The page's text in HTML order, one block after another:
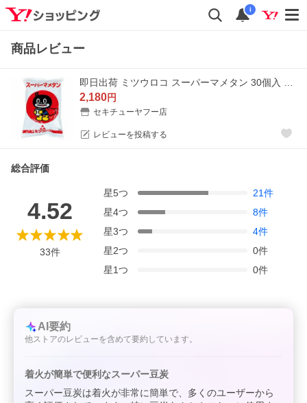
i
商品レビュー
2,180円
セキチューヤフー店
レビューを投稿する
総合評価
4.52
33件
星5つ 21件
星4つ 8件
星3つ 4件
星2つ 0件
星1つ 0件
AI要約
他ストアのレビューを含めて要約しています。
着火が簡単で便利なスーパー豆炭
スーパー豆炭は着火が非常に簡単で、多くのユーザーから